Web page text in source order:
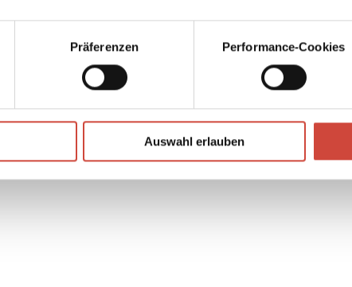
Präferenzen Performance-Cookies
Auswahl erlauben